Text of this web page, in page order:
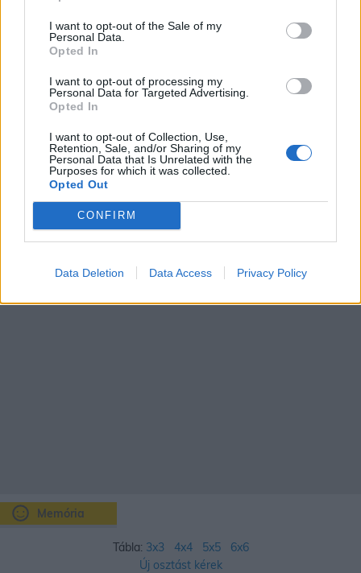
I want to opt-out of the Sale of my
Personal Data.
Opted In
I want to opt-out of processing my
Personal Data for Targeted Advertising.
Opted In
I want to opt-out of Collection, Use,
Retention, Sale, and/or Sharing of my
Personal Data that Is Unrelated with the
Purposes for which it was collected.
Opted Out
CONFIRM
Data Deletion Data Access Privacy Policy
Budapest időjárás előrejelzése 30
Aug 09.
V
30
20
Aug 10.
H
37
Aug 11.
K
36
SZ
32
Aug 13.
31
Memória
Tábla: 3x3 4x4 5x5
6x6
Új osztást kérek